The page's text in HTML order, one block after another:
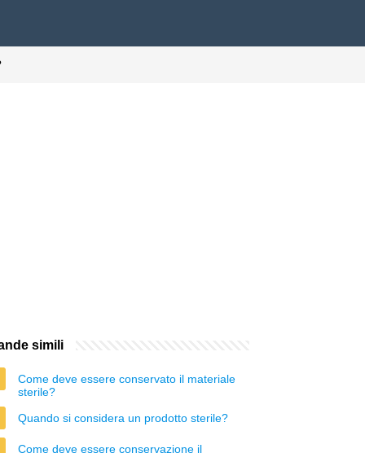
simili
Come deve essere conservato il materiale
sterile?
Quando si considera un prodotto sterile?
Come deve essere conservazione il